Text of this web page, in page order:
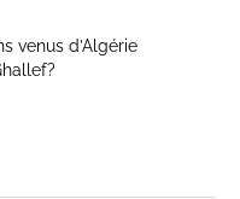
venus d’Algérie